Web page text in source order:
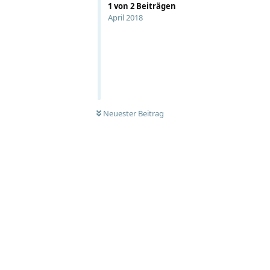
1 von 2 Beiträgen
April 2018
Neuester Beitrag